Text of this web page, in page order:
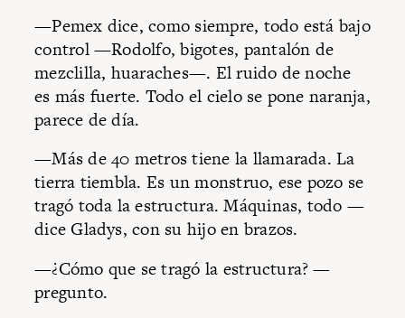
—Pemex dice, como siempre, todo está bajo
control —Rodolfo, bigotes, pantalón de
mezclilla, huaraches—. El ruido de noche
es más fuerte. Todo el cielo se pone naranja,
parece de día.
—Más de 40 metros tiene la llamarada. La
tierra tiembla. Es un monstruo, ese pozo se
tragó toda la estructura. Máquinas, todo —
dice Gladys, con su hijo en brazos.
—¿Cómo que se tragó la estructura? —
pregunto.